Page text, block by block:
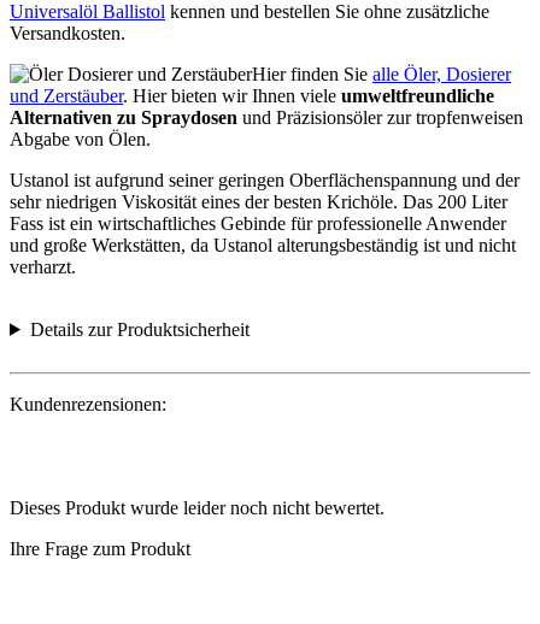
Universalöl Ballistol kennen und bestellen Sie ohne zusätzliche
Versandkosten.
Hier finden Sie alle Öler, Dosierer
und Zerstäuber. Hier bieten wir Ihnen viele umweltfreundliche
Alternativen zu Spraydosen und Präzisionsöler zur tropfenweisen
Abgabe von Ölen.
Ustanol ist aufgrund seiner geringen Oberflächenspannung und der
sehr niedrigen Viskosität eines der besten Krichöle. Das 200 Liter
Fass ist ein wirtschaftliches Gebinde für professionelle Anwender
und große Werkstätten, da Ustanol alterungsbeständig ist und nicht
verharzt.
Details zur Produktsicherheit
Kundenrezensionen:
Dieses Produkt wurde leider noch nicht bewertet.
Ihre Frage zum Produkt